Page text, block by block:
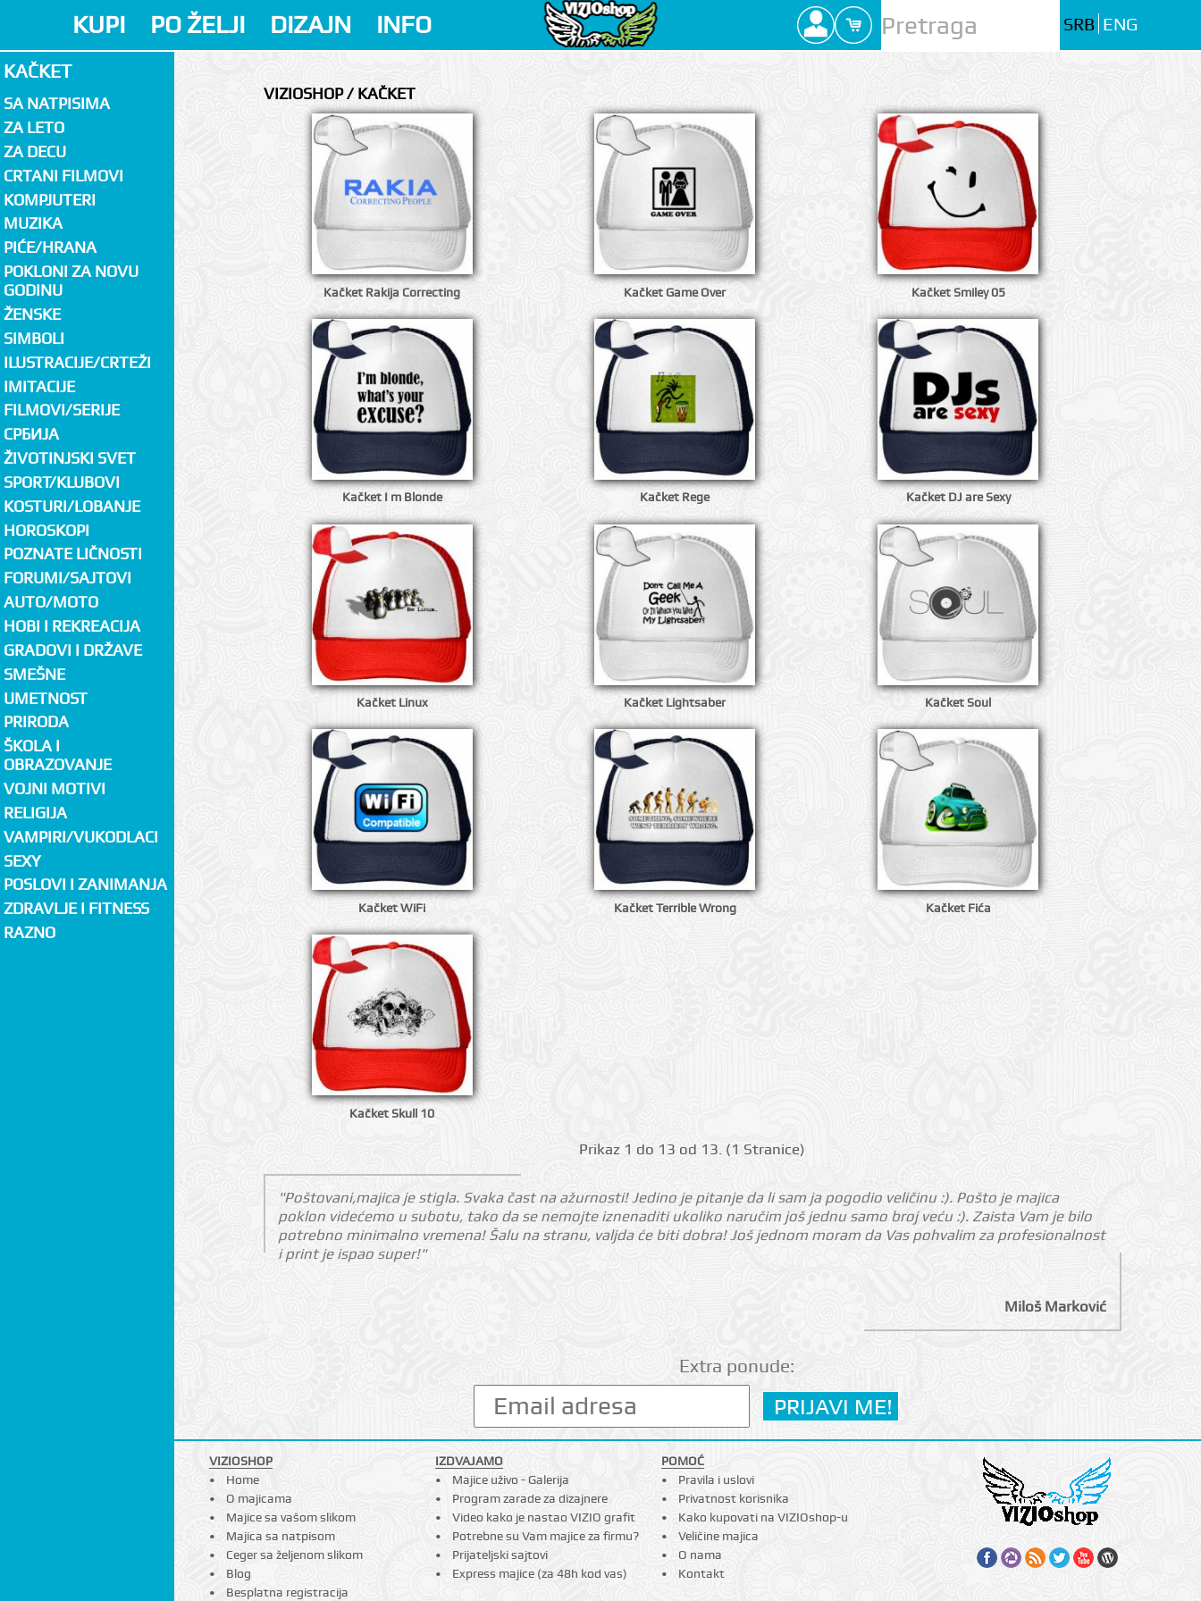
KUPI PO ŽELJI DIZAJN INFO SRB ENG
KAČKET
SA NATPISIMA
ZA LETO
ZA DECU
CRTANI FILMOVI
KOMPJUTERI
MUZIKA
PIĆE/HRANA
POKLONI ZA NOVU
GODINU
ŽENSKE
SIMBOLI
ILUSTRACIJE/CRTEŽI
IMITACIJE
FILMOVI/SERIJE
СРБИЈА
ŽIVOTINJSKI SVET
SPORT/KLUBOVI
KOSTURI/LOBANJE
HOROSKOPI
POZNATE LIČNOSTI
FORUMI/SAJTOVI
AUTO/MOTO
HOBI I REKREACIJA
GRADOVI I DRŽAVE
SMEŠNE
UMETNOST
PRIRODA
ŠKOLA I
OBRAZOVANJE
VOJNI MOTIVI
RELIGIJA
VAMPIRI/VUKODLACI
SEXY
POSLOVI I ZANIMANJA
ZDRAVLJE I FITNESS
RAZNO
VIZIOSHOP / KAČKET
Kačket Rakija Correcting Kačket Game Over Kačket Smiley 05
Kačket I m Blonde Kačket Rege Kačket DJ are Sexy
Kačket Linux Kačket Lightsaber Kačket Soul
Kačket WiFi Kačket Terrible Wrong Kačket Fića
Kačket Skull 10
Prikаz 1 do 13 оd 13. (1 Strаnicе)
"Poštovani,majica je stigla. Svaka čast na ažurnosti! Jedino je pitanje da li sam ja pogodio veličinu :). Pošto je majica
poklon videćemo u subotu, tako da se nemojte iznenaditi ukoliko naručim još jednu samo broj veću :). Zaista Vam je bilo
potrebno minimalno vremena! Šalu na stranu, valjda će biti dobra! Još jednom moram da Vas pohvalim za profesionalnost
i print je ispao super!"
Miloš Marković
Extra ponude:
VIZIOSHOP
Home
O majicama
Majice sa vašom slikom
Majica sa natpisom
Ceger sa željenom slikom
Blog
Besplatna registracija
IZDVAJAMO
Majice uživo - Galerija
Program zarade za dizajnere
Video kako je nastao VIZIO grafit
Potrebne su Vam majice za firmu?
Prijateljski sajtovi
Express majice (za 48h kod vas)
POMOĆ
Pravila i uslovi
Privatnost korisnika
Kako kupovati na VIZIOshop-u
Veličine majica
O nama
Kontakt